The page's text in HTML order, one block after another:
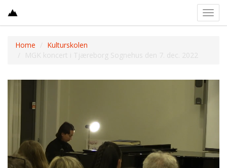
Home
Kulturskolen
MGK koncert i Tjæreborg Sognehus den 7. dec. 2022